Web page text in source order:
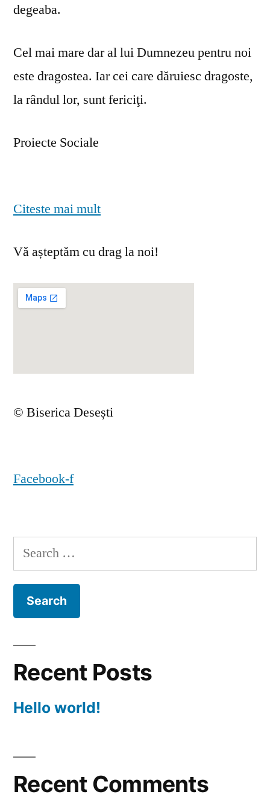
degeaba.
Cel mai mare dar al lui Dumnezeu pentru noi
este dragostea. Iar cei care dăruiesc dragoste,
la rândul lor, sunt fericiţi.
Proiecte Sociale
Citeste mai mult
Vă așteptăm cu drag la noi!
© Biserica Desești
Facebook-f
Search
for:
Recent Posts
Hello world!
Recent Comments